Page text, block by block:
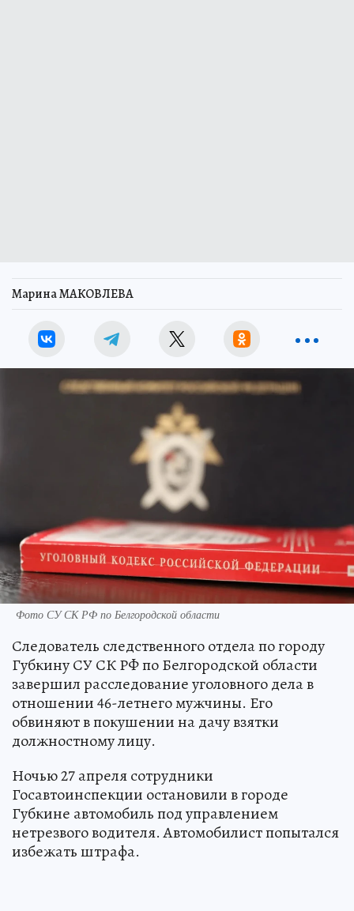
Марина МАКОВЛЕВА
Фото СУ СК РФ по Белгородской области
Следователь следственного отдела по городу
Губкину СУ СК РФ по Белгородской области
завершил расследование уголовного дела в
отношении 46-летнего мужчины. Его
обвиняют в покушении на дачу взятки
должностному лицу.
Ночью 27 апреля сотрудники
Госавтоинспекции остановили в городе
Губкине автомобиль под управлением
нетрезвого водителя. Автомобилист попытался
избежать штрафа.